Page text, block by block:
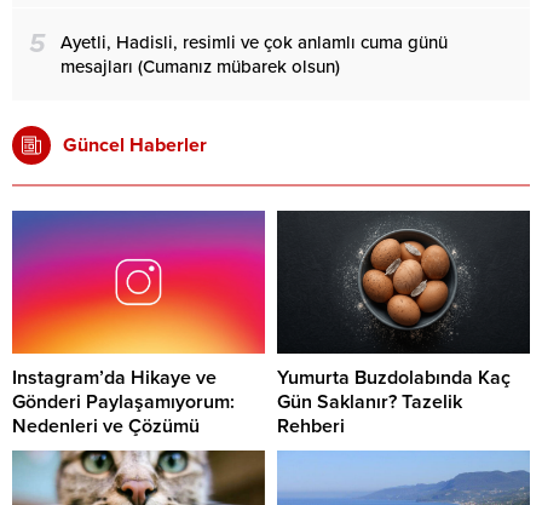
5
Ayetli, Hadisli, resimli ve çok anlamlı cuma günü
mesajları (Cumanız mübarek olsun)
Güncel Haberler
Instagram’da Hikaye ve
Gönderi Paylaşamıyorum:
Nedenleri ve Çözümü
Yumurta Buzdolabında Kaç
Gün Saklanır? Tazelik
Rehberi